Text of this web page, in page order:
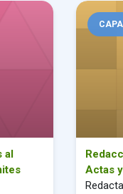
Guía Práctica para
Actas